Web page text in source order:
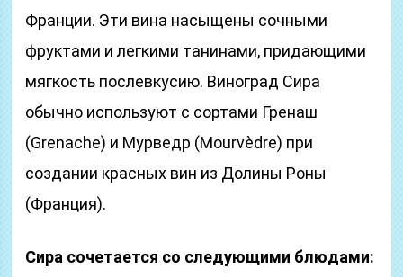
Франции. Эти вина насыщены сочными
фруктами и легкими танинами, придающими
мягкость послевкусию. Виноград Сира
обычно используют с сортами Гренаш
(Grenache) и Мурведр (Mourvèdre) при
создании красных вин из Долины Роны
(Франция).
Сира сочетается со следующими блюдами: